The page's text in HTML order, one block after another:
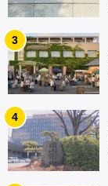
3
4